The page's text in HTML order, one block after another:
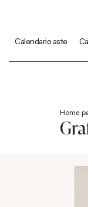
Calendario aste
Home